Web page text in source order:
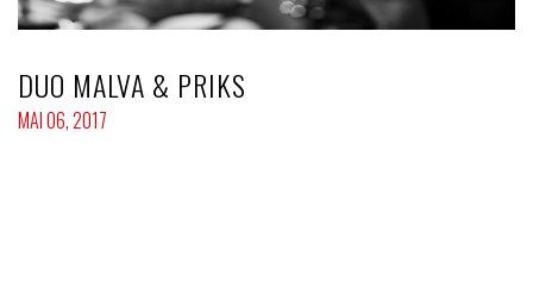
DUO MALVA & PRIKS
MAI 06, 2017